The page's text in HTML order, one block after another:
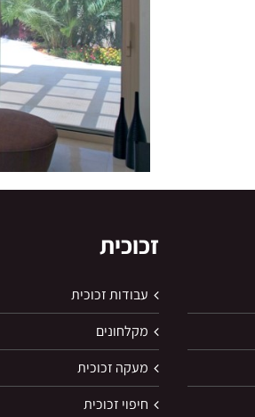
זכוכית
עבודות זכוכית
מקלחונים
מעקה זכוכית
חיפוי זכוכית